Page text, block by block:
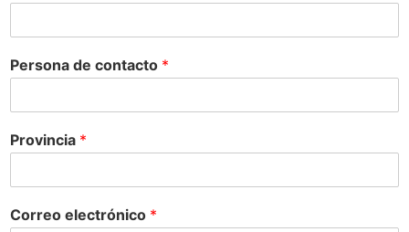
Persona de contacto *
Provincia *
Correo electrónico *